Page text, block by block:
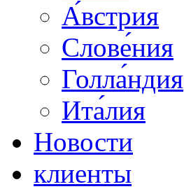
А́встрия
Слове́ния
Голла́ндия
Ита́лия
Новости
клиенты